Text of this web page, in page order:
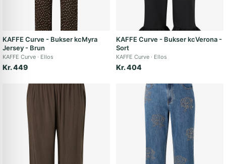
KAFFE Curve - Bukser kcMyra
Jersey - Brun
KAFFE Curve Ellos
Kr. 449
KAFFE Curve - Bukser kcVerona -
Sort
KAFFE Curve Ellos
Kr. 404